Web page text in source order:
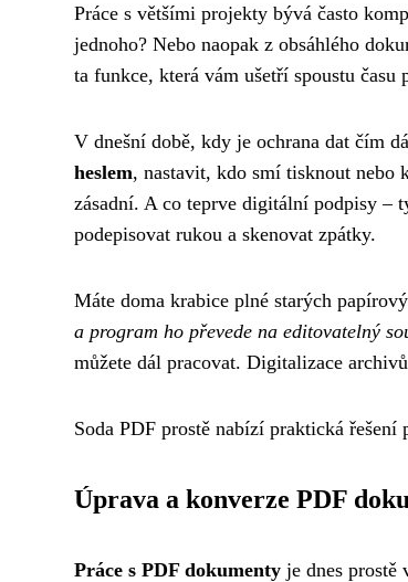
Práce s většími projekty bývá často
jednoho? Nebo naopak z obsáhlého
ta funkce, která vám ušetří spoustu
V dnešní době, kdy je ochrana dat čím
heslem, nastavit, kdo smí tisknout
zásadní. A co teprve digitální podpisy –
podepisovat rukou a skenovat zpátky.
Máte doma krabice plné starých
a program ho převede na editovatelný
můžete dál pracovat. Digitalizace
Soda PDF prostě nabízí praktická
Úprava a konverze PDF
Práce s PDF dokumenty je dnes prostě